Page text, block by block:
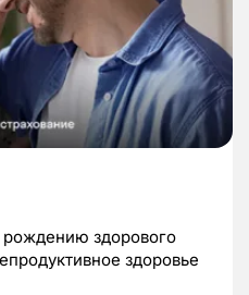
здорового
здоровье